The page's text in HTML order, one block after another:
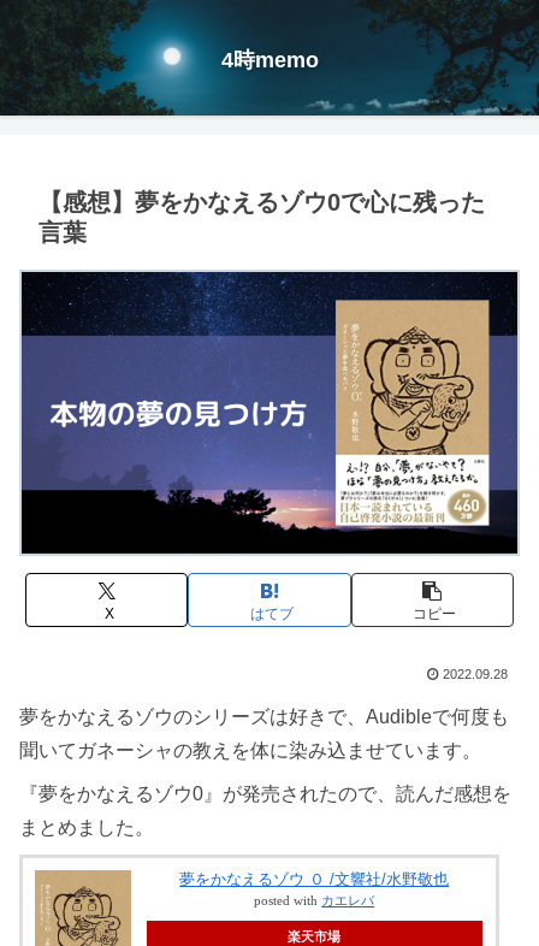
4時memo
【感想】夢をかなえるゾウ0で心に残った
言葉
X はてブ コピー
2022.09.28
夢をかなえるゾウのシリーズは好きで、Audibleで何度も
聞いてガネーシャの教えを体に染み込ませています。
『夢をかなえるゾウ0』が発売されたので、読んだ感想を
まとめました。
夢をかなえるゾウ ０ /文響社/水野敬也
posted with カエレバ
楽天市場